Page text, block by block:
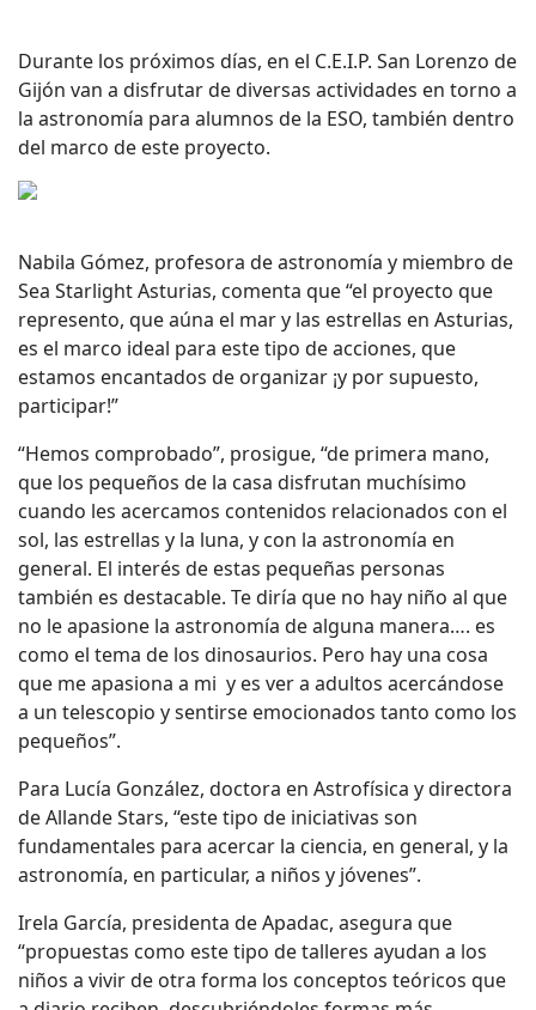
Durante los próximos días, en el C.E.I.P. San Lorenzo de
Gijón van a disfrutar de diversas actividades en torno a
la astronomía para alumnos de la ESO, también dentro
del marco de este proyecto.
Nabila Gómez, profesora de astronomía y miembro de
Sea Starlight Asturias, comenta que “el proyecto que
represento, que aúna el mar y las estrellas en Asturias,
es el marco ideal para este tipo de acciones, que
estamos encantados de organizar ¡y por supuesto,
participar!”
“Hemos comprobado”, prosigue, “de primera mano,
que los pequeños de la casa disfrutan muchísimo
cuando les acercamos contenidos relacionados con el
sol, las estrellas y la luna, y con la astronomía en
general. El interés de estas pequeñas personas
también es destacable. Te diría que no hay niño al que
no le apasione la astronomía de alguna manera…. es
como el tema de los dinosaurios. Pero hay una cosa
que me apasiona a mi y es ver a adultos acercándose
a un telescopio y sentirse emocionados tanto como los
pequeños”.
Para Lucía González, doctora en Astrofísica y directora
de Allande Stars, “este tipo de iniciativas son
fundamentales para acercar la ciencia, en general, y la
astronomía, en particular, a niños y jóvenes”.
Irela García, presidenta de Apadac, asegura que
“propuestas como este tipo de talleres ayudan a los
niños a vivir de otra forma los conceptos teóricos que